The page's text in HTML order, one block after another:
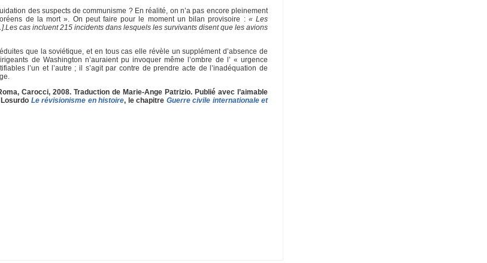
des suspects de communisme ? En réalité, on n’a pas encore pleinement
de la mort ». On peut faire pour le moment un bilan provisoire : « Les
cas incluent 215 incidents dans lesquels les survivants disent que les avions
que la soviétique, et en tous cas elle révèle un supplément d’absence de
de Washington n’auraient pu invoquer même l’ombre de l’ « urgence
l’un et l’autre ; il s’agit par contre de prendre acte de l’inadéquation de
Carocci, 2008. Traduction de Marie-Ange Patrizio. Publié avec l’aimable
Le révisionisme en histoire, le chapitre Guerre civile internationale et